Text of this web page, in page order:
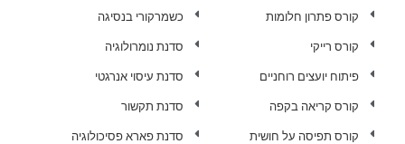
קורס פתרון חלומות
קורס רייקי
פיתוח יועצים רוחניים
קורס קריאה בקפה
קורס תפיסה על חושית
כשמרקורי בנסיגה
סדנת נומרולוגיה
סדנת עיסוי אנרגטי
סדנת תקשור
סדנת פארא פסיכולוגיה